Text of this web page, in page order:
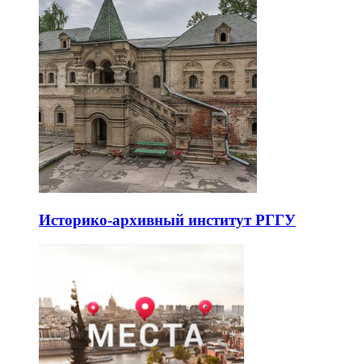
Историко-архивный институт РГГУ